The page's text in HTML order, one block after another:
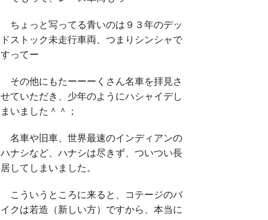
ちょっと写ってる青いのは９３年のデッ
ドストック未走行車両、つまりシンシャで
すってー
その他にもたーーーくさん名車を拝見さ
せていただき、少年のようにハシャイデし
まいました＾＾；
名車や旧車、世界最速のインディアンの
ハナシなど、ハナシは尽きず、ついつい長
居してしまいました。
こういうところに来ると、コテージのバ
イクは若造（新しい方）ですから、本当に